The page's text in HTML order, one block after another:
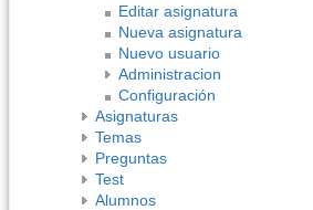
Editar asignatura
Nueva asignatura
Nuevo usuario
Administracion
Configuración
Asignaturas
Temas
Preguntas
Test
Alumnos